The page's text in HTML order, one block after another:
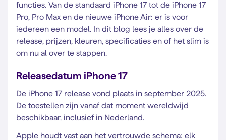
functies. Van de standaard iPhone 17 tot de iPhone 17
Pro, Pro Max en de nieuwe iPhone Air: er is voor
iedereen een model. In dit blog lees je alles over de
release, prijzen, kleuren, specificaties en of het slim is
om nu al over te stappen.
Releasedatum iPhone 17
De iPhone 17 release vond plaats in september 2025.
De toestellen zijn vanaf dat moment wereldwijd
beschikbaar, inclusief in Nederland.
Apple houdt vast aan het vertrouwde schema: elk